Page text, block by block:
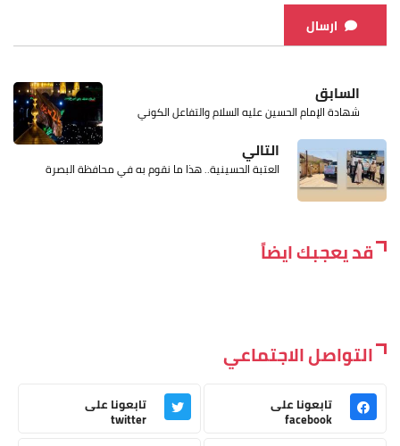
ارسال
السابق
شهادة الإمام الحسين عليه السلام والتفاعل الكوني
التالي
العتبة الحسينية.. هذا ما نقوم به في محافظة البصرة
قد يعجبك ايضاً
التواصل الاجتماعي
تابعونا على
facebook
تابعونا على
twitter